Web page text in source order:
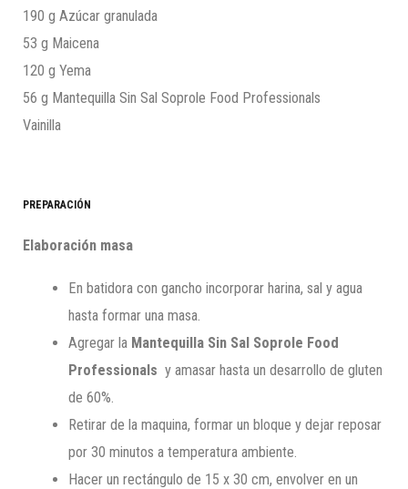
190 g Azúcar granulada
53 g Maicena
120 g Yema
56 g Mantequilla Sin Sal Soprole Food Professionals
Vainilla
PREPARACIÓN
Elaboración masa
En batidora con gancho incorporar harina, sal y agua
hasta formar una masa.
Agregar la Mantequilla Sin Sal Soprole Food
Professionals y amasar hasta un desarrollo de gluten
de 60%.
Retirar de la maquina, formar un bloque y dejar reposar
por 30 minutos a temperatura ambiente.
Hacer un rectángulo de 15 x 30 cm, envolver en un